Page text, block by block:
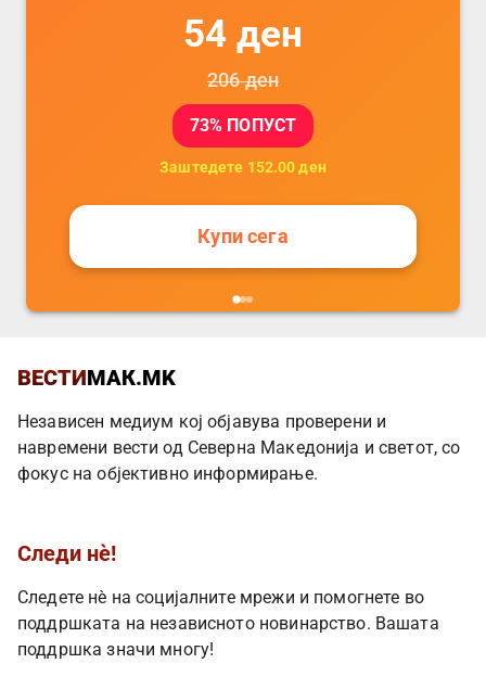
54 ден
206ден
73% ПОПУСТ
Заштедете 152.00 ден
Купи сега
ВЕСТИМАК.MK
Независен медиум кој објавува проверени и
навремени вести од Северна Македонија и светот, со
фокус на објективно информирање.
Следи нè!
Следете нè на социјалните мрежи и помогнете во
поддршката на независното новинарство. Вашата
поддршка значи многу!